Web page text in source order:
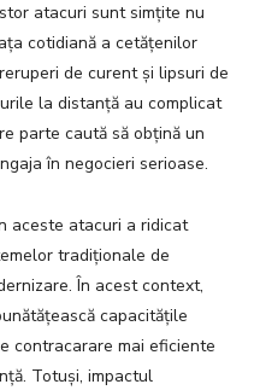
atacuri sunt simțite nu
cotidiană a cetățenilor
de curent și lipsuri de
la distanță au complicat
parte caută să obțină un
în negocieri serioase.
aceste atacuri a ridicat
tradiționale de
În acest context,
capacitățile
contracarare mai eficiente
Totuși, impactul